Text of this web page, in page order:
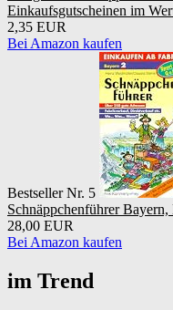
Einkaufsgutscheinen im
2,35 EUR
Bei Amazon kaufen
Bestseller Nr. 5
Schnäppchenführer Bayern,
28,00 EUR
Bei Amazon kaufen
im Trend